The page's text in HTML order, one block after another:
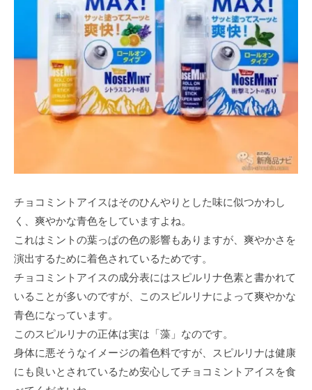
チョコミントアイスはそのひんやりとした味に似つかわし
く、爽やかな青色をしていますよね。
これはミントの葉っぱの色の影響もありますが、爽やかさを
演出するために着色されているためです。
チョコミントアイスの成分表にはスピルリナ色素と書かれて
いることが多いのですが、このスピルリナによって爽やかな
青色になっています。
このスピルリナの正体は実は「藻」なのです。
身体に悪そうなイメージの着色料ですが、スピルリナは健康
にも良いとされているため安心してチョコミントアイスを食